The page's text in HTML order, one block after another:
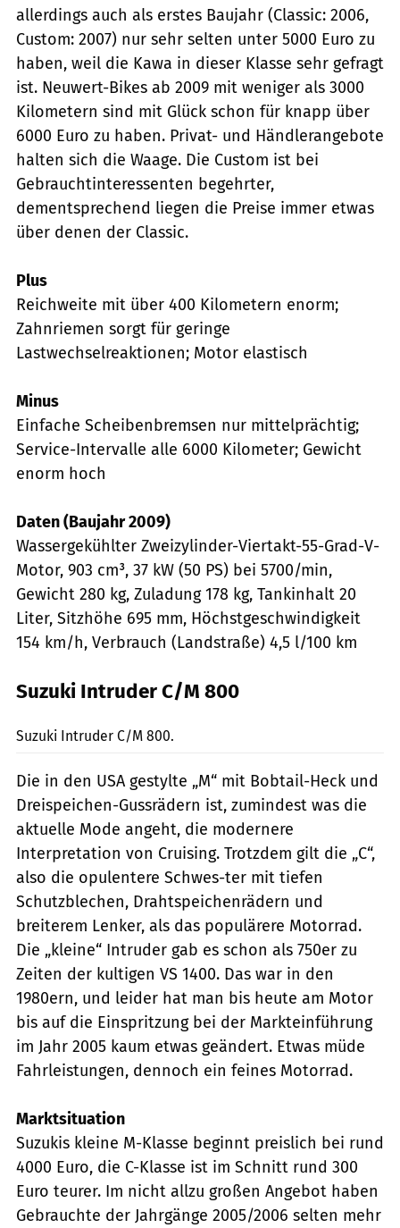
allerdings auch als erstes Baujahr (Classic: 2006,
Custom: 2007) nur sehr selten unter 5000 Euro zu
haben, weil die Kawa in dieser Klasse sehr gefragt
ist. Neuwert-Bikes ab 2009 mit weniger als 3000
Kilometern sind mit Glück schon für knapp über
6000 Euro zu haben. Privat- und Händlerangebote
halten sich die Waage. Die Custom ist bei
Gebrauchtinteressenten begehrter,
dementsprechend liegen die Preise immer etwas
über denen der Classic.
Plus
Reichweite mit über 400 Kilometern enorm;
Zahnriemen sorgt für geringe
Lastwechselreaktionen; Motor elastisch
Minus
Einfache Scheibenbremsen nur mittelprächtig;
Service-Intervalle alle 6000 Kilometer; Gewicht
enorm hoch
Daten (Baujahr 2009)
Wassergekühlter Zweizylinder-Viertakt-55-Grad-V-
Motor, 903 cm³, 37 kW (50 PS) bei 5700/min,
Gewicht 280 kg, Zuladung 178 kg, Tankinhalt 20
Liter, Sitzhöhe 695 mm, Höchstgeschwindigkeit
154 km/h, Verbrauch (Landstraße) 4,5 l/100 km
Suzuki Intruder C/M 800
Suzuki Intruder C/M 800.
Die in den USA gestylte „M“ mit Bobtail-Heck und
Dreispeichen-Gussrädern ist, zumindest was die
aktuelle Mode angeht, die modernere
Interpretation von Cruising. Trotzdem gilt die „C“,
also die opulentere Schwes-ter mit tiefen
Schutzblechen, Drahtspeichenrädern und
breiterem Lenker, als das populärere Motorrad.
Die „kleine“ Intruder gab es schon als 750er zu
Zeiten der kultigen VS 1400. Das war in den
1980ern, und leider hat man bis heute am Motor
bis auf die Einspritzung bei der Markteinführung
im Jahr 2005 kaum etwas geändert. Etwas müde
Fahrleistungen, dennoch ein feines Motorrad.
Marktsituation
Suzukis kleine M-Klasse beginnt preislich bei rund
4000 Euro, die C-Klasse ist im Schnitt rund 300
Euro teurer. Im nicht allzu großen Angebot haben
Gebrauchte der Jahrgänge 2005/2006 selten mehr